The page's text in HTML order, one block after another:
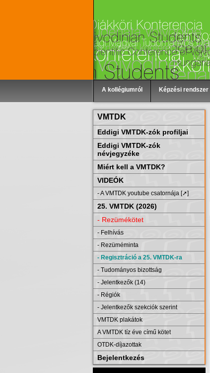
A kollégiumról Képzési rendszer
VMTDK
Eddigi VMTDK-zók profiljai
Eddigi VMTDK-zók
névjegyzéke
Miért kell a VMTDK?
VIDEÓK
- A VMTDK youtube csatornája [➚]
25. VMTDK (2026)
- Rezümékötet
- Felhívás
- Rezüméminta
- Regisztráció a 25. VMTDK-ra
- Tudományos bizottság
- Jelentkezők (14)
- Régiók
- Jelentkezők szekciók szerint
VMTDK plakátok
A VMTDK tíz éve című kötet
OTDK-díjazottak
Bejelentkezés